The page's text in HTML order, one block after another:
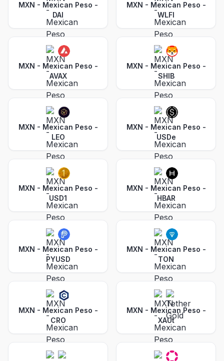
MXN - Mexican Peso -
DAI
MXN - Mexican Peso -
WLFI
MXN - Mexican Peso -
AVAX
MXN - Mexican Peso -
SHIB
MXN - Mexican Peso -
LEO
MXN - Mexican Peso -
USDe
MXN - Mexican Peso -
USD1
MXN - Mexican Peso -
HBAR
MXN - Mexican Peso -
PYUSD
MXN - Mexican Peso -
TON
MXN - Mexican Peso -
CRO
MXN - Mexican Peso -
XAUt